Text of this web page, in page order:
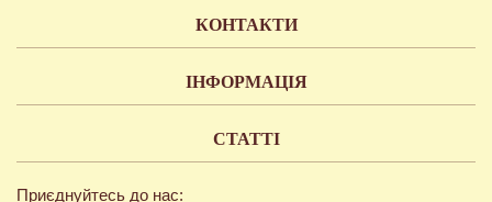
КОНТАКТИ
ІНФОРМАЦІЯ
СТАТТІ
Приєднуйтесь до нас: